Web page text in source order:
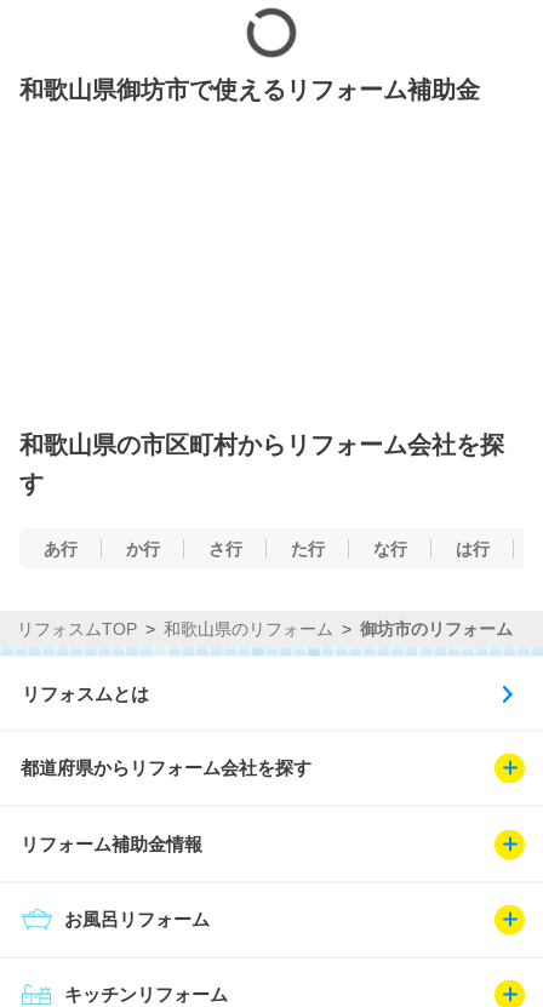
和歌山県御坊市で使えるリフォーム補助金
和歌山県の市区町村からリフォーム会社を探
す
あ行 か行 さ行 た行 な行 は行
リフォスムTOP 和歌山県のリフォーム 御坊市のリフォーム
リフォスムとは
都道府県からリフォーム会社を探す
リフォーム補助金情報
キッチンリフォーム
お風呂リフォーム